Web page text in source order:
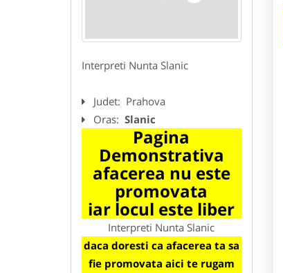
Interpreti Nunta Slanic
Judet: Prahova
Oras: Slanic
Pagina
Demonstrativa
afacerea nu este
promovata
iar locul este liber
Interpreti Nunta Slanic
daca doresti ca afacerea ta sa
fie promovata aici te rugam